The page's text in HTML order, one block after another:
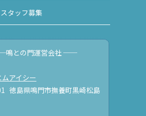
スタッフ募集
との門運営会社 ──
アイシー
徳島県鳴門市撫養町黒崎松島